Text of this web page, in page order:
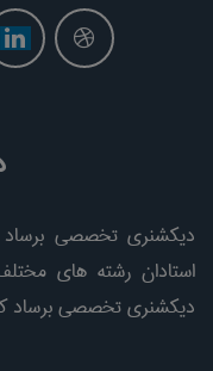
دیکشنری تخصصی برساد
استادان رشته های
دیکشنری تخصصی برساد